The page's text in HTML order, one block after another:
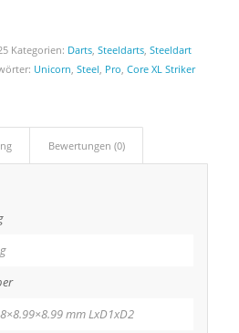
Kategorien: Darts, Steeldarts, Steeldart
Unicorn Steel Pro Core XL Striker
Bewertungen (0)
mm LxD1xD2